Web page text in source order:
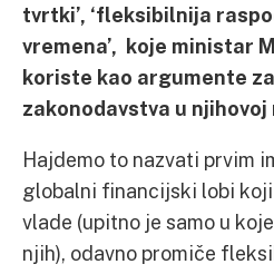
tvrtki’, ‘fleksibilnija
vremena’, koje ministar
koriste kao argumente
zakonodavstva u njihovoj
Hajdemo to nazvati prvim
globalni financijski lobi
vlade (upitno je samo u
njih), odavno promiče